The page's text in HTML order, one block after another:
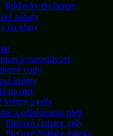
Prídavky do henny
zábaly
na vlasy
starostlivosť
vody
krémy
na pleť
krémy a gély
a odličovanie pleti
Pleťové čistiace gély
Pleťové čistiace mlieka